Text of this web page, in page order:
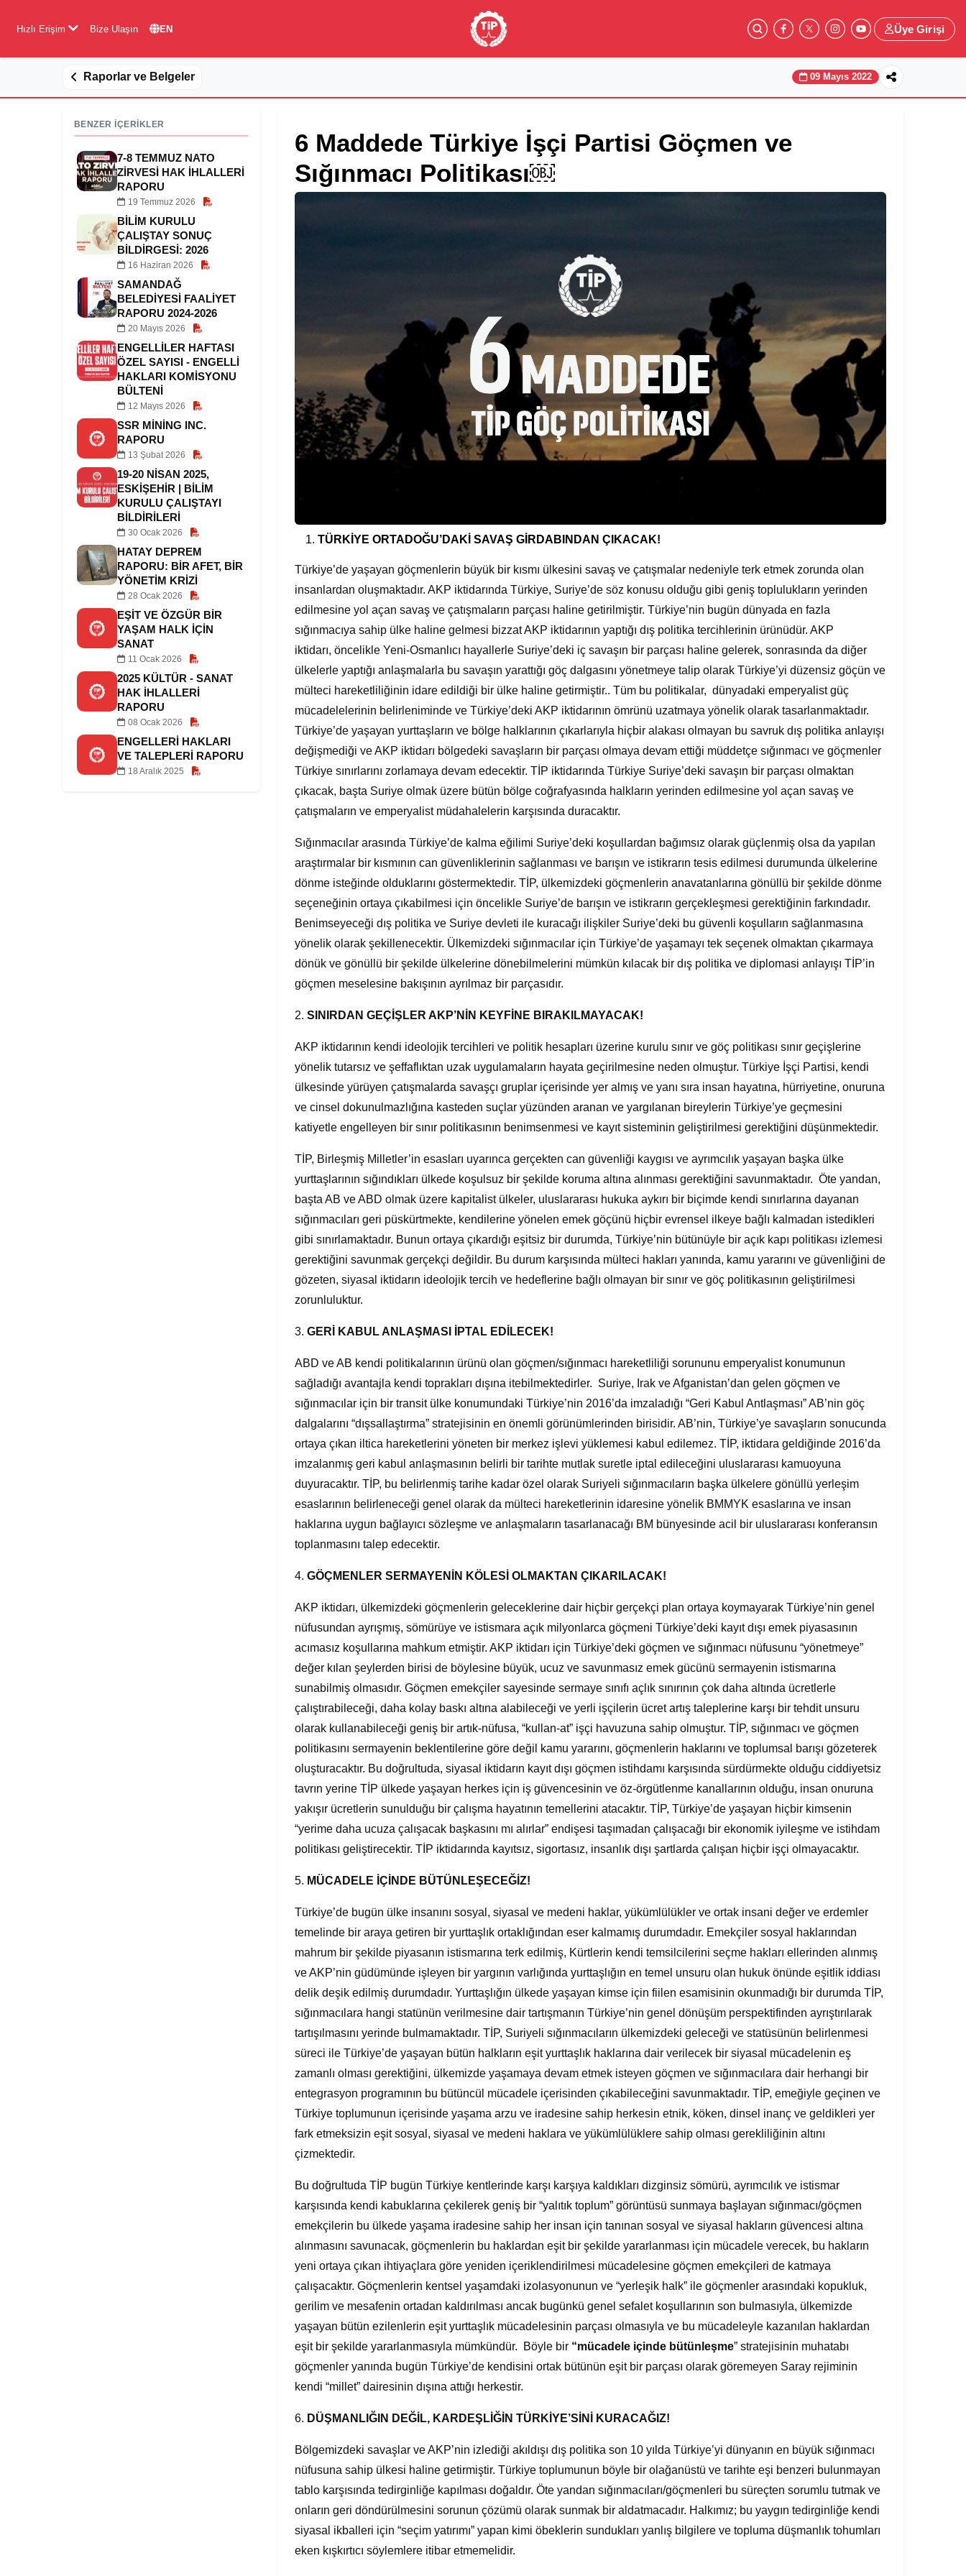
Hızlı Erişim Bize Ulaşın EN Üye Girişi
Raporlar ve Belgeler 09 Mayıs 2022
BENZER İÇERİKLER
7-8 TEMMUZ NATO
ZİRVESİ HAK İHLALLERİ
RAPORU
19 Temmuz 2026
BILIM KURULU
ÇALIŞTAY SONUÇ
BILDIRGESI: 2026
16 Haziran 2026
SAMANDAĞ
BELEDIYESI FAALIYET
RAPORU 2024-2026
20 Mayıs 2026
ENGELLILER HAFTASI
ÖZEL SAYISI - ENGELLI
HAKLARI KOMISYONU
BÜLTENI
12 Mayıs 2026
SSR MINING INC.
RAPORU
13 Şubat 2026
19-20 NİSAN 2025,
ESKİŞEHİR | BİLİM
KURULU ÇALIŞTAYI
BİLDİRİLERİ
30 Ocak 2026
HATAY DEPREM
RAPORU: BIR AFET, BIR
YÖNETIM KRIZI
28 Ocak 2026
EŞIT VE ÖZGÜR BIR
YAŞAM HALK IÇIN
SANAT
11 Ocak 2026
2025 KÜLTÜR - SANAT
HAK İHLALLERI
RAPORU
08 Ocak 2026
ENGELLERI HAKLARI
VE TALEPLERI RAPORU
18 Aralık 2025
6 Maddede Türkiye İşçi Partisi Göçmen ve
Sığınmacı Politikası￼
TÜRKİYE ORTADOĞU’DAKİ SAVAŞ GİRDABINDAN ÇIKACAK!
Türkiye’de yaşayan göçmenlerin büyük bir kısmı ülkesini savaş ve çatışmalar nedeniyle terk etmek zorunda olan
insanlardan oluşmaktadır. AKP iktidarında Türkiye, Suriye’de söz konusu olduğu gibi geniş toplulukların yerinden
edilmesine yol açan savaş ve çatışmaların parçası haline getirilmiştir. Türkiye’nin bugün dünyada en fazla
sığınmacıya sahip ülke haline gelmesi bizzat AKP iktidarının yaptığı dış politika tercihlerinin ürünüdür. AKP
iktidarı, öncelikle Yeni-Osmanlıcı hayallerle Suriye’deki iç savaşın bir parçası haline gelerek, sonrasında da diğer
ülkelerle yaptığı anlaşmalarla bu savaşın yarattığı göç dalgasını yönetmeye talip olarak Türkiye’yi düzensiz göçün ve
mülteci hareketliliğinin idare edildiği bir ülke haline getirmiştir.. Tüm bu politikalar, dünyadaki emperyalist güç
mücadelelerinin belirleniminde ve Türkiye’deki AKP iktidarının ömrünü uzatmaya yönelik olarak tasarlanmaktadır.
Türkiye’de yaşayan yurttaşların ve bölge halklarının çıkarlarıyla hiçbir alakası olmayan bu savruk dış politika anlayışı
değişmediği ve AKP iktidarı bölgedeki savaşların bir parçası olmaya devam ettiği müddetçe sığınmacı ve göçmenler
Türkiye sınırlarını zorlamaya devam edecektir. TİP iktidarında Türkiye Suriye’deki savaşın bir parçası olmaktan
çıkacak, başta Suriye olmak üzere bütün bölge coğrafyasında halkların yerinden edilmesine yol açan savaş ve
çatışmaların ve emperyalist müdahalelerin karşısında duracaktır.
Sığınmacılar arasında Türkiye’de kalma eğilimi Suriye’deki koşullardan bağımsız olarak güçlenmiş olsa da yapılan
araştırmalar bir kısmının can güvenliklerinin sağlanması ve barışın ve istikrarın tesis edilmesi durumunda ülkelerine
dönme isteğinde olduklarını göstermektedir. TİP, ülkemizdeki göçmenlerin anavatanlarına gönüllü bir şekilde dönme
seçeneğinin ortaya çıkabilmesi için öncelikle Suriye’de barışın ve istikrarın gerçekleşmesi gerektiğinin farkındadır.
Benimseyeceği dış politika ve Suriye devleti ile kuracağı ilişkiler Suriye’deki bu güvenli koşulların sağlanmasına
yönelik olarak şekillenecektir. Ülkemizdeki sığınmacılar için Türkiye’de yaşamayı tek seçenek olmaktan çıkarmaya
dönük ve gönüllü bir şekilde ülkelerine dönebilmelerini mümkün kılacak bir dış politika ve diplomasi anlayışı TİP’in
göçmen meselesine bakışının ayrılmaz bir parçasıdır.
2. SINIRDAN GEÇİŞLER AKP’NİN KEYFİNE BIRAKILMAYACAK!
AKP iktidarının kendi ideolojik tercihleri ve politik hesapları üzerine kurulu sınır ve göç politikası sınır geçişlerine
yönelik tutarsız ve şeffaflıktan uzak uygulamaların hayata geçirilmesine neden olmuştur. Türkiye İşçi Partisi, kendi
ülkesinde yürüyen çatışmalarda savaşçı gruplar içerisinde yer almış ve yanı sıra insan hayatına, hürriyetine, onuruna
ve cinsel dokunulmazlığına kasteden suçlar yüzünden aranan ve yargılanan bireylerin Türkiye’ye geçmesini
katiyetle engelleyen bir sınır politikasının benimsenmesi ve kayıt sisteminin geliştirilmesi gerektiğini düşünmektedir.
TİP, Birleşmiş Milletler’in esasları uyarınca gerçekten can güvenliği kaygısı ve ayrımcılık yaşayan başka ülke
yurttaşlarının sığındıkları ülkede koşulsuz bir şekilde koruma altına alınması gerektiğini savunmaktadır. Öte yandan,
başta AB ve ABD olmak üzere kapitalist ülkeler, uluslararası hukuka aykırı bir biçimde kendi sınırlarına dayanan
sığınmacıları geri püskürtmekte, kendilerine yönelen emek göçünü hiçbir evrensel ilkeye bağlı kalmadan istedikleri
gibi sınırlamaktadır. Bunun ortaya çıkardığı eşitsiz bir durumda, Türkiye’nin bütünüyle bir açık kapı politikası izlemesi
gerektiğini savunmak gerçekçi değildir. Bu durum karşısında mülteci hakları yanında, kamu yararını ve güvenliğini de
gözeten, siyasal iktidarın ideolojik tercih ve hedeflerine bağlı olmayan bir sınır ve göç politikasının geliştirilmesi
zorunluluktur.
3. GERİ KABUL ANLAŞMASI İPTAL EDİLECEK!
ABD ve AB kendi politikalarının ürünü olan göçmen/sığınmacı hareketliliği sorununu emperyalist konumunun
sağladığı avantajla kendi toprakları dışına itebilmektedirler. Suriye, Irak ve Afganistan’dan gelen göçmen ve
sığınmacılar için bir transit ülke konumundaki Türkiye’nin 2016’da imzaladığı “Geri Kabul Antlaşması” AB’nin göç
dalgalarını “dışsallaştırma” stratejisinin en önemli görünümlerinden birisidir. AB’nin, Türkiye’ye savaşların sonucunda
ortaya çıkan iltica hareketlerini yöneten bir merkez işlevi yüklemesi kabul edilemez. TİP, iktidara geldiğinde 2016’da
imzalanmış geri kabul anlaşmasının belirli bir tarihte mutlak suretle iptal edileceğini uluslararası kamuoyuna
duyuracaktır. TİP, bu belirlenmiş tarihe kadar özel olarak Suriyeli sığınmacıların başka ülkelere gönüllü yerleşim
esaslarının belirleneceği genel olarak da mülteci hareketlerinin idaresine yönelik BMMYK esaslarına ve insan
haklarına uygun bağlayıcı sözleşme ve anlaşmaların tasarlanacağı BM bünyesinde acil bir uluslararası konferansın
toplanmasını talep edecektir.
4. GÖÇMENLER SERMAYENİN KÖLESİ OLMAKTAN ÇIKARILACAK!
AKP iktidarı, ülkemizdeki göçmenlerin geleceklerine dair hiçbir gerçekçi plan ortaya koymayarak Türkiye’nin genel
nüfusundan ayrışmış, sömürüye ve istismara açık milyonlarca göçmeni Türkiye’deki kayıt dışı emek piyasasının
acımasız koşullarına mahkum etmiştir. AKP iktidarı için Türkiye’deki göçmen ve sığınmacı nüfusunu “yönetmeye”
değer kılan şeylerden birisi de böylesine büyük, ucuz ve savunmasız emek gücünü sermayenin istismarına
sunabilmiş olmasıdır. Göçmen emekçiler sayesinde sermaye sınıfı açlık sınırının çok daha altında ücretlerle
çalıştırabileceği, daha kolay baskı altına alabileceği ve yerli işçilerin ücret artış taleplerine karşı bir tehdit unsuru
olarak kullanabileceği geniş bir artık-nüfusa, “kullan-at” işçi havuzuna sahip olmuştur. TİP, sığınmacı ve göçmen
politikasını sermayenin beklentilerine göre değil kamu yararını, göçmenlerin haklarını ve toplumsal barışı gözeterek
oluşturacaktır. Bu doğrultuda, siyasal iktidarın kayıt dışı göçmen istihdamı karşısında sürdürmekte olduğu ciddiyetsiz
tavrın yerine TİP ülkede yaşayan herkes için iş güvencesinin ve öz-örgütlenme kanallarının olduğu, insan onuruna
yakışır ücretlerin sunulduğu bir çalışma hayatının temellerini atacaktır. TİP, Türkiye’de yaşayan hiçbir kimsenin
“yerime daha ucuza çalışacak başkasını mı alırlar” endişesi taşımadan çalışacağı bir ekonomik iyileşme ve istihdam
politikası geliştirecektir. TİP iktidarında kayıtsız, sigortasız, insanlık dışı şartlarda çalışan hiçbir işçi olmayacaktır.
5. MÜCADELE İÇİNDE BÜTÜNLEŞECEĞİZ!
Türkiye’de bugün ülke insanını sosyal, siyasal ve medeni haklar, yükümlülükler ve ortak insani değer ve erdemler
temelinde bir araya getiren bir yurttaşlık ortaklığından eser kalmamış durumdadır. Emekçiler sosyal haklarından
mahrum bir şekilde piyasanın istismarına terk edilmiş, Kürtlerin kendi temsilcilerini seçme hakları ellerinden alınmış
ve AKP’nin güdümünde işleyen bir yargının varlığında yurttaşlığın en temel unsuru olan hukuk önünde eşitlik iddiası
delik deşik edilmiş durumdadır. Yurttaşlığın ülkede yaşayan kimse için fiilen esamisinin okunmadığı bir durumda TİP,
sığınmacılara hangi statünün verilmesine dair tartışmanın Türkiye’nin genel dönüşüm perspektifinden ayrıştırılarak
tartışılmasını yerinde bulmamaktadır. TİP, Suriyeli sığınmacıların ülkemizdeki geleceği ve statüsünün belirlenmesi
süreci ile Türkiye’de yaşayan bütün halkların eşit yurttaşlık haklarına dair verilecek bir siyasal mücadelenin eş
zamanlı olması gerektiğini, ülkemizde yaşamaya devam etmek isteyen göçmen ve sığınmacılara dair herhangi bir
entegrasyon programının bu bütüncül mücadele içerisinden çıkabileceğini savunmaktadır. TİP, emeğiyle geçinen ve
Türkiye toplumunun içerisinde yaşama arzu ve iradesine sahip herkesin etnik, köken, dinsel inanç ve geldikleri yer
fark etmeksizin eşit sosyal, siyasal ve medeni haklara ve yükümlülüklere sahip olması gerekliliğinin altını
çizmektedir.
Bu doğrultuda TİP bugün Türkiye kentlerinde karşı karşıya kaldıkları dizginsiz sömürü, ayrımcılık ve istismar
karşısında kendi kabuklarına çekilerek geniş bir “yalıtık toplum” görüntüsü sunmaya başlayan sığınmacı/göçmen
emekçilerin bu ülkede yaşama iradesine sahip her insan için tanınan sosyal ve siyasal hakların güvencesi altına
alınmasını savunacak, göçmenlerin bu haklardan eşit bir şekilde yararlanması için mücadele verecek, bu hakların
yeni ortaya çıkan ihtiyaçlara göre yeniden içeriklendirilmesi mücadelesine göçmen emekçileri de katmaya
çalışacaktır. Göçmenlerin kentsel yaşamdaki izolasyonunun ve “yerleşik halk” ile göçmenler arasındaki kopukluk,
gerilim ve mesafenin ortadan kaldırılması ancak bugünkü genel sefalet koşullarının son bulmasıyla, ülkemizde
yaşayan bütün ezilenlerin eşit yurttaşlık mücadelesinin parçası olmasıyla ve bu mücadeleyle kazanılan haklardan
eşit bir şekilde yararlanmasıyla mümkündür. Böyle bir “mücadele içinde bütünleşme” stratejisinin muhatabı
göçmenler yanında bugün Türkiye’de kendisini ortak bütünün eşit bir parçası olarak göremeyen Saray rejiminin
kendi “millet” dairesinin dışına attığı herkestir.
6. DÜŞMANLIĞIN DEĞİL, KARDEŞLİĞİN TÜRKİYE’SİNİ KURACAĞIZ!
Bölgemizdeki savaşlar ve AKP’nin izlediği akıldışı dış politika son 10 yılda Türkiye’yi dünyanın en büyük sığınmacı
nüfusuna sahip ülkesi haline getirmiştir. Türkiye toplumunun böyle bir olağanüstü ve tarihte eşi benzeri bulunmayan
tablo karşısında tedirginliğe kapılması doğaldır. Öte yandan sığınmacıları/göçmenleri bu süreçten sorumlu tutmak ve
onların geri döndürülmesini sorunun çözümü olarak sunmak bir aldatmacadır. Halkımız; bu yaygın tedirginliğe kendi
siyasal ikballeri için “seçim yatırımı” yapan kimi öbeklerin sundukları yanlış bilgilere ve topluma düşmanlık tohumları
eken kışkırtıcı söylemlere itibar etmemelidir.